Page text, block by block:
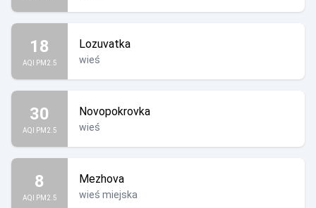
18
AQI PM2.5
Lozuvatka
wieś
30
AQI PM2.5
Novopokrovka
wieś
8
AQI PM2.5
Mezhova
wieś miejska